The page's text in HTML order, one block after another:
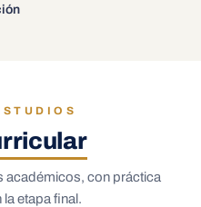
académicos, con práctica
etapa final.